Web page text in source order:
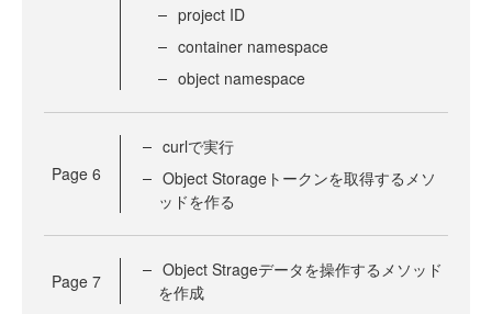
project ID
container namespace
object namespace
Page 6
curlで実行
Object Storageトークンを取得するメソ
ッドを作る
Page 7
Object Strageデータを操作するメソッド
を作成